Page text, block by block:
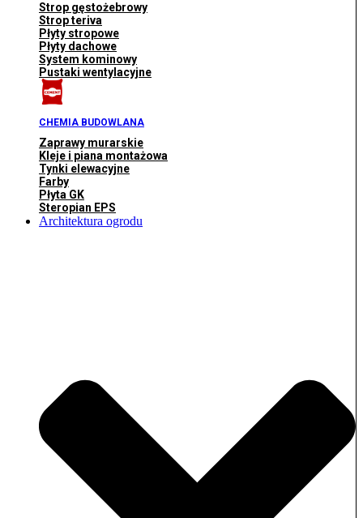
Strop gęstożebrowy
Strop teriva
Płyty stropowe
Płyty dachowe
System kominowy
Pustaki wentylacyjne
CHEMIA BUDOWLANA
Zaprawy murarskie
Kleje i piana montażowa
Tynki elewacyjne
Farby
Płyta GK
Steropian EPS
Architektura ogrodu